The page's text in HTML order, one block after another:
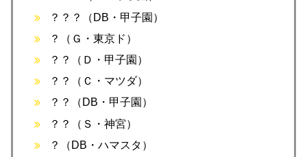
？？？（DB・甲子園）
？（Ｇ・東京ド）
？？（Ｄ・甲子園）
？？（Ｃ・マツダ）
？？（DB・甲子園）
？？（Ｓ・神宮）
？（DB・ハマスタ）